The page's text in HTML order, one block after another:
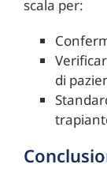
scala per:
di